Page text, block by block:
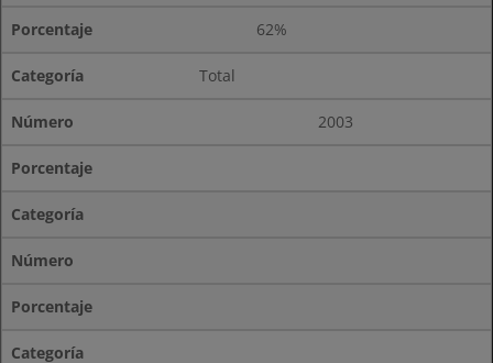
62%
Total
2003